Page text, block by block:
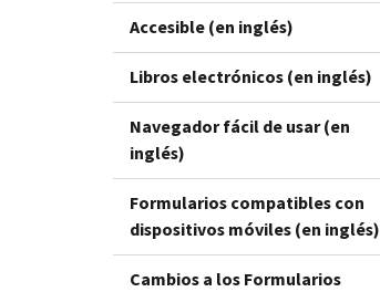
Accesible (en inglés)
Libros electrónicos (en inglés)
Navegador fácil de usar (en
inglés)
Formularios compatibles con
dispositivos móviles (en inglés)
Cambios a los Formularios